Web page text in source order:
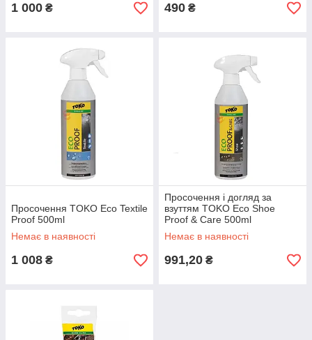
1 000 ₴ 490 ₴
Просочення TOKO Eco Textile
Proof 500ml
Немає в наявності
1 008 ₴
Просочення і догляд за
взуттям TOKO Eco Shoe
Proof & Care 500ml
Немає в наявності
991,20 ₴